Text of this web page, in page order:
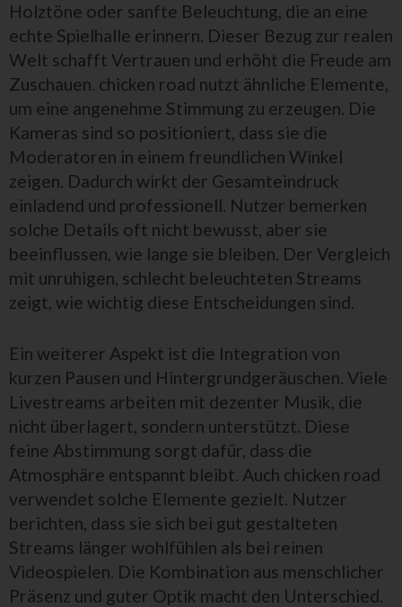
Holztöne oder sanfte Beleuchtung, die an eine
echte Spielhalle erinnern. Dieser Bezug zur realen
Welt schafft Vertrauen und erhöht die Freude am
Zuschauen. chicken road nutzt ähnliche Elemente,
um eine angenehme Stimmung zu erzeugen. Die
Kameras sind so positioniert, dass sie die
Moderatoren in einem freundlichen Winkel
zeigen. Dadurch wirkt der Gesamteindruck
einladend und professionell. Nutzer bemerken
solche Details oft nicht bewusst, aber sie
beeinflussen, wie lange sie bleiben. Der Vergleich
mit unruhigen, schlecht beleuchteten Streams
zeigt, wie wichtig diese Entscheidungen sind.
Ein weiterer Aspekt ist die Integration von
kurzen Pausen und Hintergrundgeräuschen. Viele
Livestreams arbeiten mit dezenter Musik, die
nicht überlagert, sondern unterstützt. Diese
feine Abstimmung sorgt dafür, dass die
Atmosphäre entspannt bleibt. Auch chicken road
verwendet solche Elemente gezielt. Nutzer
berichten, dass sie sich bei gut gestalteten
Streams länger wohlfühlen als bei reinen
Videospielen. Die Kombination aus menschlicher
Präsenz und guter Optik macht den Unterschied.